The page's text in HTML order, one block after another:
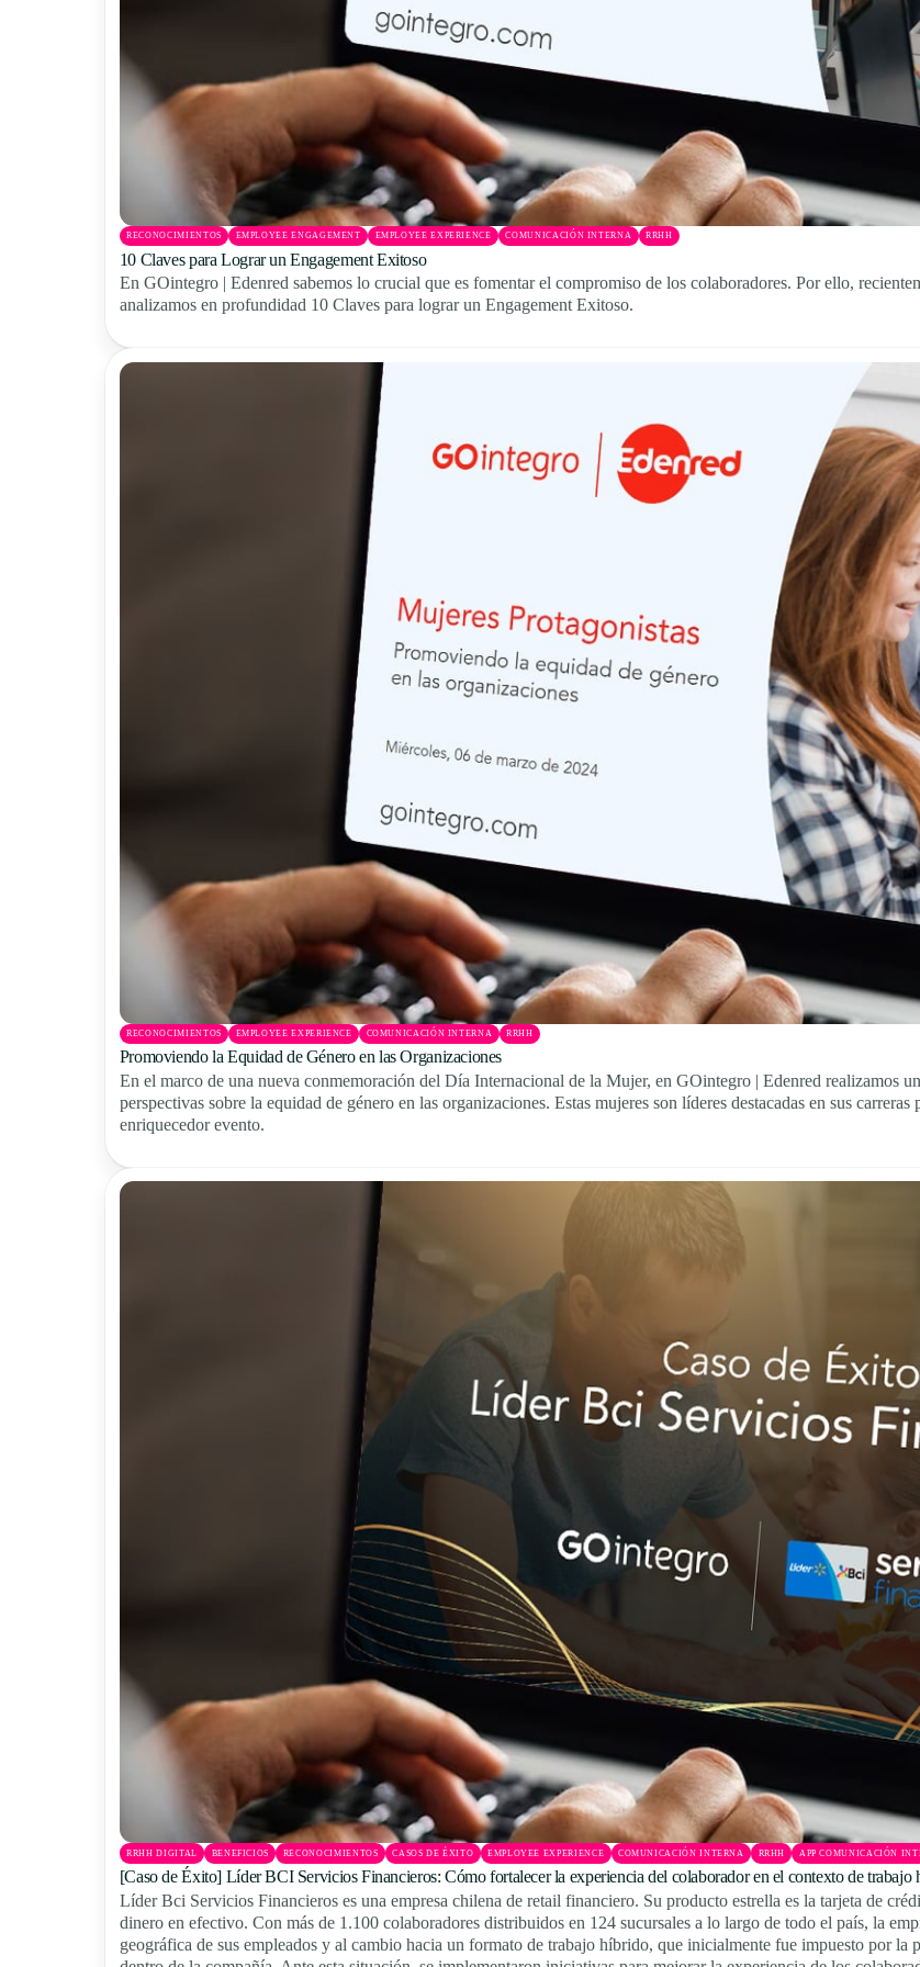
RECONOCIMIENTOS EMPLOYEE ENGAGEMENT EMPLOYEE EXPERIENCE COMUNICACIÓN INTERNA RRHH
10 Claves para Lograr un Engagement Exitoso
En GOintegro | Edenred sabemos lo crucial que es fomentar el compromiso de los colaboradores. Por ello,
analizamos en profundidad 10 Claves para lograr un Engagement Exitoso.
RECONOCIMIENTOS EMPLOYEE EXPERIENCE COMUNICACIÓN INTERNA RRHH
Promoviendo la Equidad de Género en las Organizaciones
En el marco de una nueva conmemoración del Día Internacional de la Mujer, en GOintegro | Edenred realizamos
perspectivas sobre la equidad de género en las organizaciones. Estas mujeres son líderes destacadas en sus
enriquecedor evento.
RRHH DIGITAL BENEFICIOS RECONOCIMIENTOS CASOS DE ÉXITO EMPLOYEE EXPERIENCE COMUNICACIÓN INTERNA RRHH APP COMUNICACIÓN
[Caso de Éxito] Líder BCI Servicios Financieros: Cómo fortalecer la experiencia del colaborador en el contexto de trabajo
Líder Bci Servicios Financieros es una empresa chilena de retail financiero. Su producto estrella es la tarjeta de
dinero en efectivo. Con más de 1.100 colaboradores distribuidos en 124 sucursales a lo largo de todo el país, la
geográfica de sus empleados y al cambio hacia un formato de trabajo híbrido, que inicialmente fue impuesto por